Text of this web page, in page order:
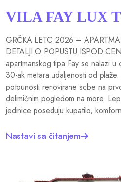
VILA FAY LUX
GRČKA LETO 2026 –
DETALJI O POPUSTU ISPOD
apartmanskog tipa Fay se nalazi u
30-ak metara udaljenosti od
potpunosti renovirane sobe na
delimičnim pogledom na more.
jedinice poseduju kupatilo,
Nastavi sa čitanjem